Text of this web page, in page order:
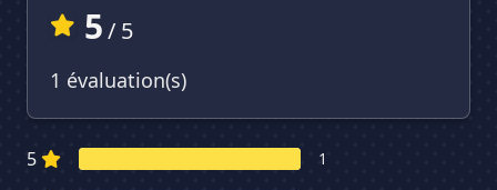
5/ 5
1 évaluation(s)
5 1